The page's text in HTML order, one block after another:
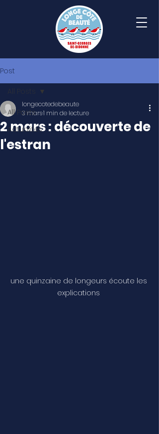
Post
All Posts
Actualités
All Posts
2 mars : découverte de
l'estran
longecotedebeaute
3 mars1 min de lecture
une quinzaine de longeurs écoute les
explications